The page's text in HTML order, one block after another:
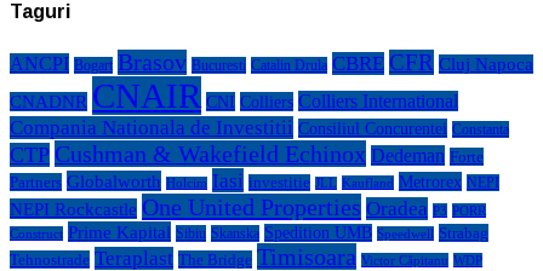
Taguri
ANCPI Bogart Brasov Bucuresti Catalin Drula CBRE CFR Cluj Napoca
CNADNR CNAIR CNI Colliers Colliers International
Compania Nationala de Investitii Consiliul Concurentei Constanta
CTP Cushman & Wakefield Echinox Dedeman Forte
Partners Globalworth Holcim Iasi investitie JLL Kaufland Metrorex NEPI
NEPI Rockcastle One United Properties Oradea P3 PORR
Construct Prime Kapital Sibiu Skanska Spedition UMB Speedwell Strabag
Tehnostrade Teraplast The Bridge Timisoara Victor Căpitanu WDP